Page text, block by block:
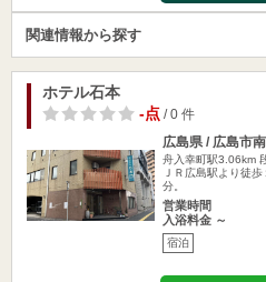
関連情報から探す
ホテル石本
-点/ 0 件
広島県 / 広島市
舟入幸町駅3.06km
ＪＲ広島駅より徒
分。
営業時間
入浴料金 ～
宿泊